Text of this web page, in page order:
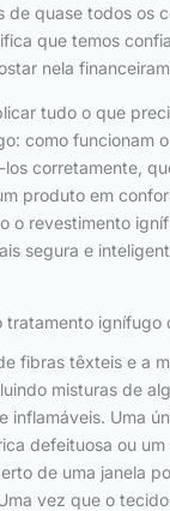
de quase todos os
que temos
nela
tudo o que
como funcionam
corretamente,
produto em
o revestimento
segura e
tratamento ignífugo
fibras têxteis e a
misturas de
inflamáveis. Uma
defeituosa ou
de uma janela
vez que o